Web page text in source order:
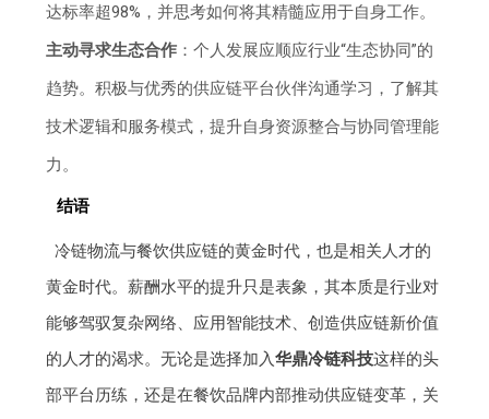
达标率超98%，并思考如何将其精髓应用于自身工作。
主动寻求生态合作 ：个人发展应顺应行业“生态协同”的
趋势。积极与优秀的供应链平台伙伴沟通学习，了解其
技术逻辑和服务模式，提升自身资源整合与协同管理能
力。
结语
冷链物流与餐饮供应链的黄金时代，也是相关人才的
黄金时代。薪酬水平的提升只是表象，其本质是行业对
能够驾驭复杂网络、应用智能技术、创造供应链新价值
的人才的渴求。无论是选择加入华鼎冷链科技这样的头
部平台历练，还是在餐饮品牌内部推动供应链变革，关